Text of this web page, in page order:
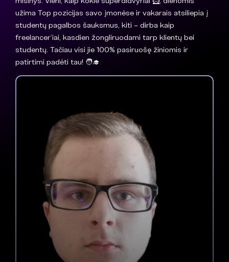
užima Top pozicijas savo įmonėse ir vakarais atsiliepia į
studentų pagalbos šauksmus, kiti – dirba kaip
freelancer’iai, kasdien žongliruodami tarp klientų bei
studentų. Tačiau visi jie 100% pasiruošę žiniomis ir
patirtimi padėti tau! 🧑‍🎓